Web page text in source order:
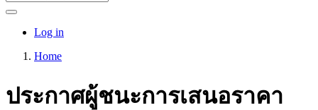
Search
User
menu
Log in
Home
ประกาศผู้ชนะการเสนอราคา